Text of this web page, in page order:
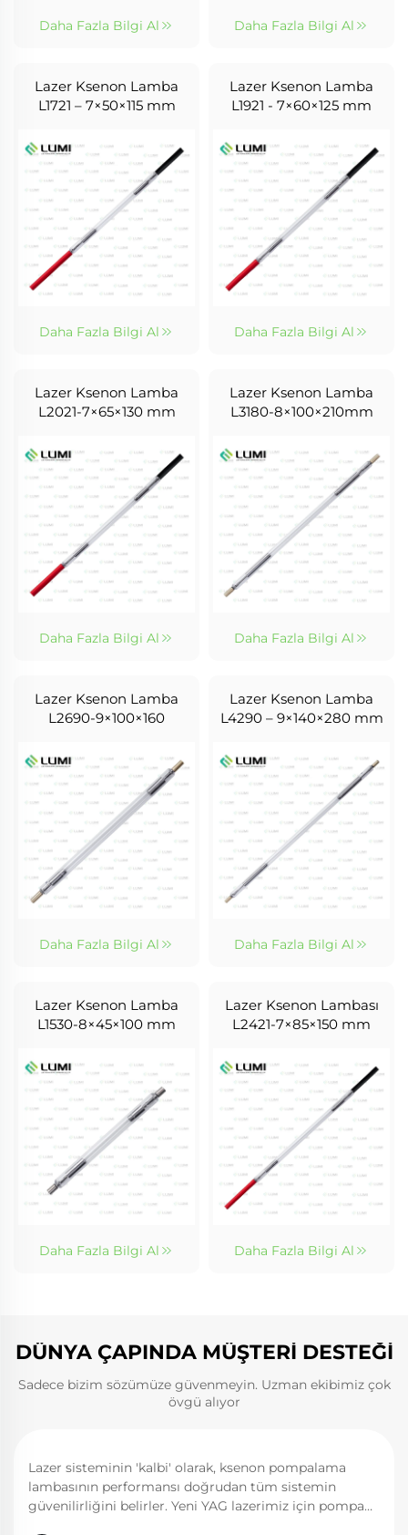
Daha Fazla Bilgi Al Daha Fazla Bilgi Al
Lazer Ksenon Lamba
L1721 – 7×50×115 mm
Daha Fazla Bilgi Al
Lazer Ksenon Lamba
L1921 - 7×60×125 mm
Daha Fazla Bilgi Al
Lazer Ksenon Lamba
L2021-7×65×130 mm
Daha Fazla Bilgi Al
Lazer Ksenon Lamba
L3180-8×100×210mm
Daha Fazla Bilgi Al
Lazer Ksenon Lamba
L2690-9×100×160
Daha Fazla Bilgi Al
Lazer Ksenon Lamba
L4290 – 9×140×280 mm
Daha Fazla Bilgi Al
Lazer Ksenon Lamba
L1530-8×45×100 mm
Daha Fazla Bilgi Al
Lazer Ksenon Lambası
L2421-7×85×150 mm
Daha Fazla Bilgi Al
DÜNYA ÇAPINDA MÜŞTERİ DESTEĞİ
Sadece bizim sözümüze güvenmeyin. Uzman ekibimiz çok
övgü alıyor
Lazer sisteminin 'kalbi' olarak, ksenon pompalama
lambasının performansı doğrudan tüm sistemin
güvenilirliğini belirler. Yeni YAG lazerimiz için pompa